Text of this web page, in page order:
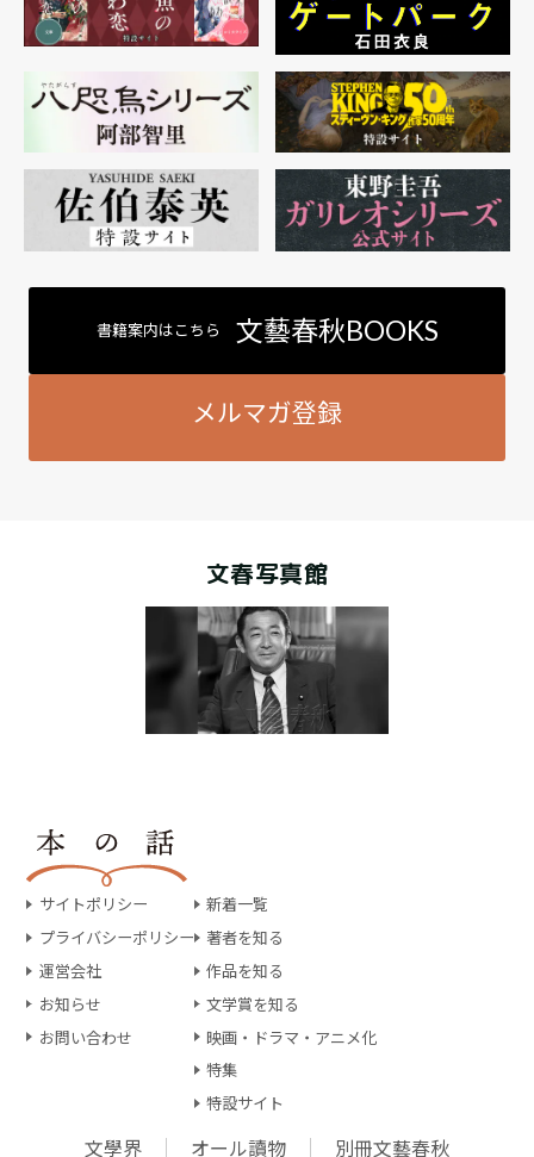
書籍案内はこちら 文藝春秋BOOKS
メルマガ登録
文春写真館
サイトポリシー
プライバシーポリシー
運営会社
お知らせ
お問い合わせ
新着一覧
著者を知る
作品を知る
文学賞を知る
映画・ドラマ・アニメ化
特集
特設サイト
文學界 オール讀物 別冊文藝春秋